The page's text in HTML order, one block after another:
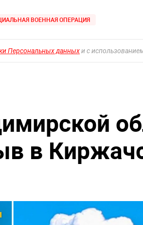
ВОЕННАЯ ОПЕРАЦИЯ
Персональных данныхи с
в